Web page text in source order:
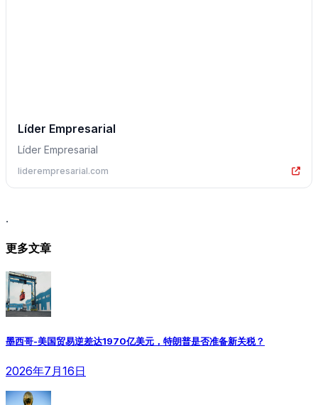
Líder Empresarial
Líder Empresarial
liderempresarial.com
.
更多文章
墨西哥-美国贸易逆差达1970亿美元，特朗普是否准备新关税？
2026年7月16日